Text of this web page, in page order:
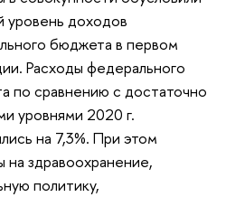
уровень доходов
бюджета в первом
Расходы федерального
по сравнению с достаточно
уровнями 2020 г.
на 7,3%. При этом
на здравоохранение,
политику,